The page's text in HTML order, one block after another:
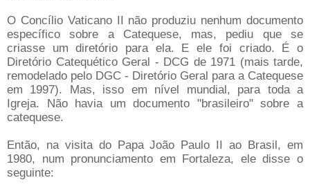
O Concílio Vaticano II não produziu nenhum documento
específico sobre a Catequese, mas, pediu que se
criasse um diretório para ela. E ele foi criado. É o
Diretório Catequético Geral - DCG de 1971 (mais tarde,
remodelado pelo DGC - Diretório Geral para a Catequese
em 1997). Mas, isso em nível mundial, para toda a
Igreja. Não havia um documento "brasileiro" sobre a
catequese.
Então, na visita do Papa João Paulo II ao Brasil, em
1980, num pronunciamento em Fortaleza, ele disse o
seguinte: